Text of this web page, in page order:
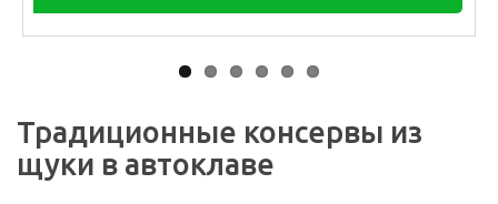
Традиционные консервы из
щуки в автоклаве